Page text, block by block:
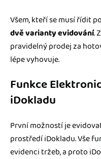
Všem, kteří se musí řídit
dvě varianty evidování.
pravidelný prodej za
lépe vyhovuje.
Funkce
iDokladu
První možností je
prostředí iDokladu. Vše
evidenci tržeb, a proto